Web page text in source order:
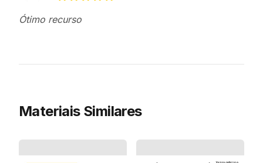
Ótimo recurso
Materiais Similares